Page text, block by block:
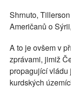
Shrnuto,
Američanů o
A to je ovšem v
zprávami, jimiž
propagující vládu
kurdských